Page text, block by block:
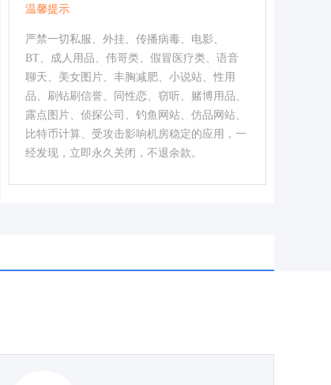
温馨提示
严禁一切私服、外挂、传播病毒、电影、
BT、成人用品、伟哥类、假冒医疗类、语音
聊天、美女图片、丰胸减肥、小说站、性用
品、刷钻刷信誉、同性恋、窃听、赌博用品、
露点图片、侦探公司、钓鱼网站、仿品网站、
比特币计算、受攻击影响机房稳定的应用，一
经发现，立即永久关闭，不退余款。